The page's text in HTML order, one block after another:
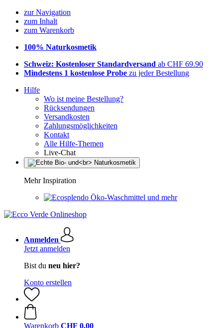
zur Navigation
zum Inhalt
zum Warenkorb
100% Naturkosmetik
Schweiz: Kostenloser Standardversand ab CHF 69.90
Mindestens 1 kostenlose Probe zu jeder Bestellung
Hilfe
Wo ist meine Bestellung?
Rücksendungen
Versandkosten
Zahlungsmöglichkeiten
Kontakt
Alle Hilfe-Themen
Live-Chat
Mehr Inspiration
Öko-Waschmittel und mehr
Anmelden
Jetzt anmelden
Bist du neu hier?
Konto erstellen
Warenkorb CHF 0.00